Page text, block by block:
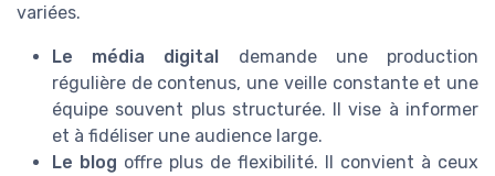
variées.
Le média digital demande une production
régulière de contenus, une veille constante et une
équipe souvent plus structurée. Il vise à informer
et à fidéliser une audience large.
Le blog offre plus de flexibilité. Il convient à ceux